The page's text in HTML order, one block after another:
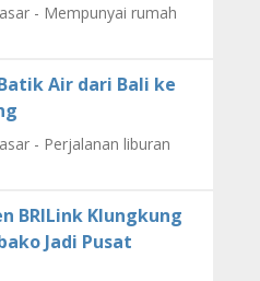
- Mempunyai rumah
Air dari Bali ke
- Perjalanan liburan
BRILink Klungkung
Jadi Pusat